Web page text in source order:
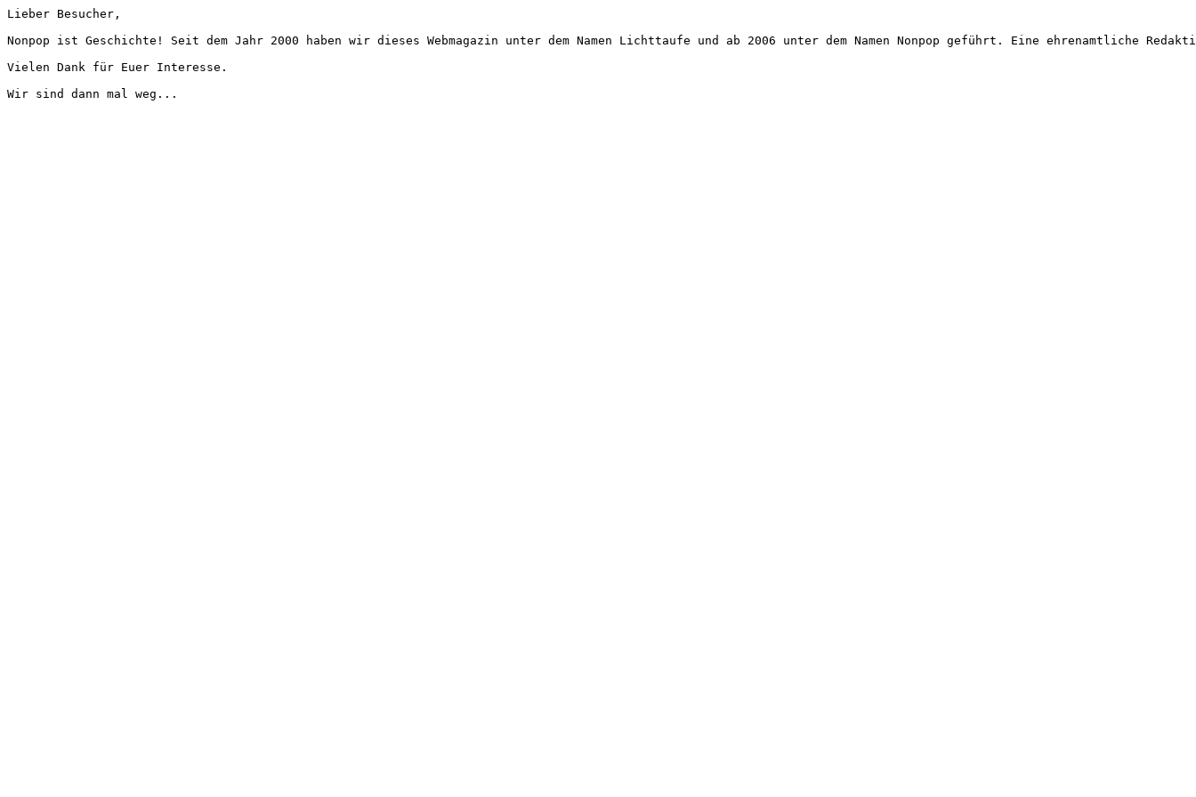
Lieber Besucher,
Nonpop ist Geschichte! Seit dem Jahr 2000 haben wir dieses Webmagazin unter dem Namen Lichttaufe und ab 2006 unter dem Namen Nonpop geführt. Eine ehrenamtliche
Vielen Dank für Euer Interesse.
Wir sind dann mal weg...